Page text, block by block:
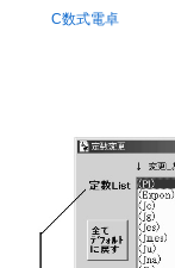
C数式電卓